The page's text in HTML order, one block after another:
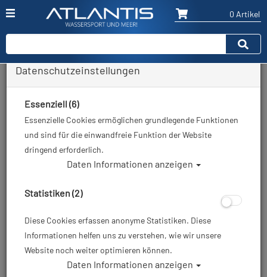
0 Artikel
Zurück
Datenschutzeinstellungen
Essenziell (6)
Essenzielle Cookies ermöglichen grundlegende Funktionen
und sind für die einwandfreie Funktion der Website
dringend erforderlich.
Daten Informationen anzeigen
Statistiken (2)
Diese Cookies erfassen anonyme Statistiken. Diese
Informationen helfen uns zu verstehen, wie wir unsere
Website noch weiter optimieren können.
Daten Informationen anzeigen